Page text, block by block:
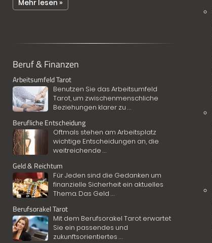
Mehr lesen »
Beruf & Finanzen
Arbeitsumfeld Tarot
Benutzen Sie das Arbeitsumfeld
Tarot, um zwischenmenschliche
Beziehungen klarer zu ...
Berufliche Entscheidung
Oftmals stehen am Arbeitsplatz
wichtige Entscheidungen an, die
weitreichende ...
Geld & Reichtum
Für Jeden sind die Gedanken um
finanzielle Sicherheit ein aktuelles
Thema. Das Geld ...
Berufsorakel Tarot
Mit dem Berufsorakel Tarot erwartet
Sie ein passendes und
zukunftsorientiertes ...